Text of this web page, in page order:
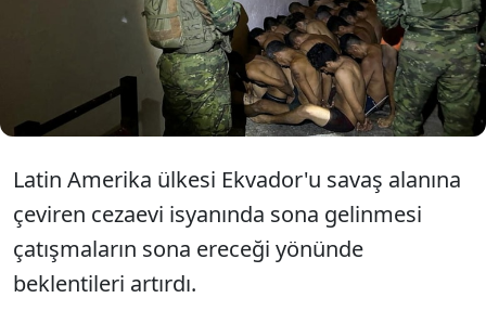
isyanlarda rehin alınan gardiyanlar günler
süren operasyonlar soncu kurtarıldı.
Latin Amerika ülkesi Ekvador'u savaş alanına
çeviren cezaevi isyanında sona gelinmesi
çatışmaların sona ereceği yönünde
beklentileri artırdı.